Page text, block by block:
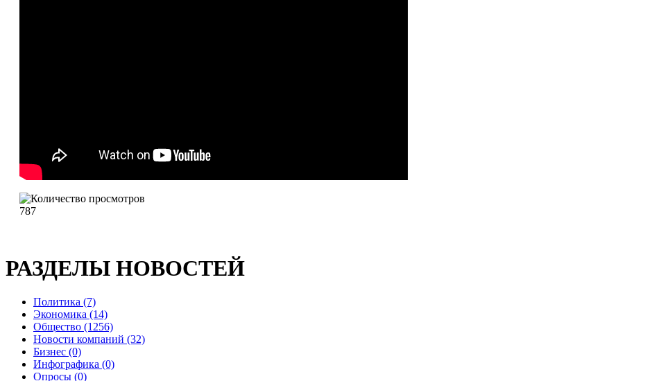
787
РАЗДЕЛЫ НОВОСТЕЙ
Политика (7)
Экономика (14)
Общество (1256)
Новости компаний (32)
Бизнес (0)
Инфографика (0)
Опросы (0)